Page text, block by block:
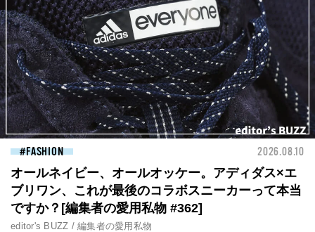
FASHION 2026.08.10
オールネイビー、オールオッケー。アディダス×エ
ブリワン、これが最後のコラボスニーカーって本当
ですか？[編集者の愛用私物 #362]
editor's BUZZ / 編集者の愛用私物